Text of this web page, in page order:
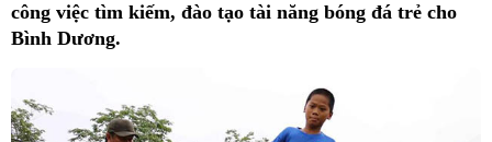
công việc tìm kiếm, đào tạo tài năng bóng đá trẻ cho
Bình Dương.